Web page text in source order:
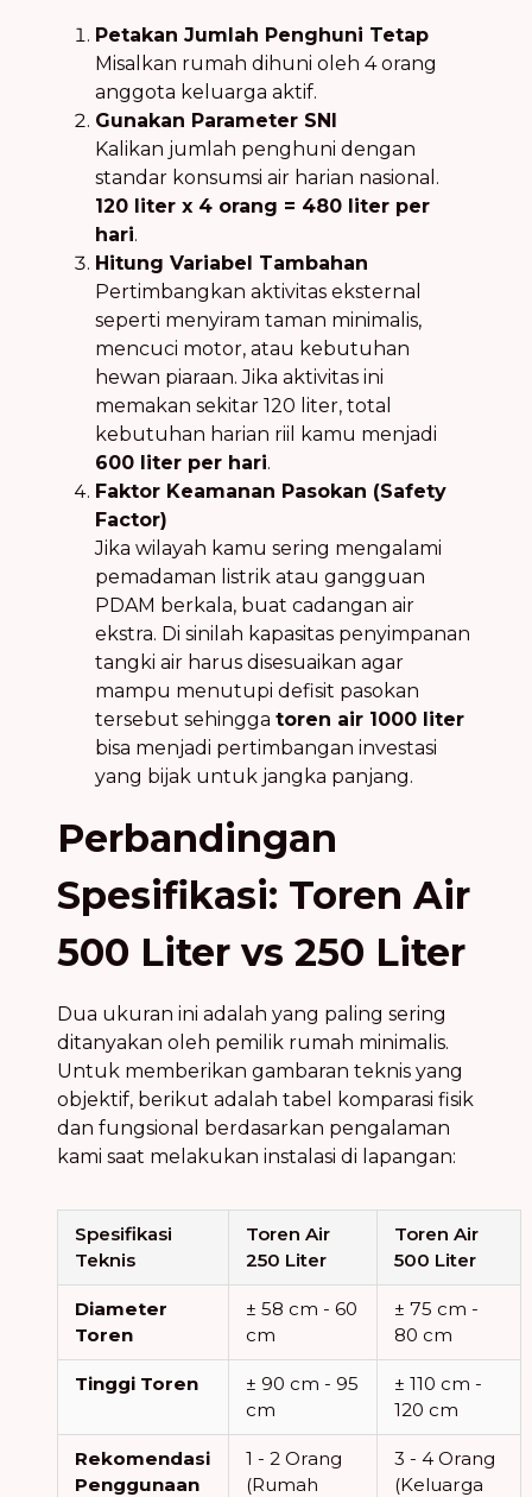
Petakan Jumlah Penghuni Tetap
Misalkan rumah dihuni oleh 4 orang
anggota keluarga aktif.
Gunakan Parameter SNI
Kalikan jumlah penghuni dengan
standar konsumsi air harian nasional.
120 liter x 4 orang = 480 liter per
hari.
Hitung Variabel Tambahan
Pertimbangkan aktivitas eksternal
seperti menyiram taman minimalis,
mencuci motor, atau kebutuhan
hewan piaraan. Jika aktivitas ini
memakan sekitar 120 liter, total
kebutuhan harian riil kamu menjadi
600 liter per hari.
Faktor Keamanan Pasokan (Safety
Factor)
Jika wilayah kamu sering mengalami
pemadaman listrik atau gangguan
PDAM berkala, buat cadangan air
ekstra. Di sinilah kapasitas penyimpanan
tangki air harus disesuaikan agar
mampu menutupi defisit pasokan
tersebut sehingga toren air 1000 liter
bisa menjadi pertimbangan investasi
yang bijak untuk jangka panjang.
Perbandingan
Spesifikasi: Toren Air
500 Liter vs 250 Liter
Dua ukuran ini adalah yang paling sering
ditanyakan oleh pemilik rumah minimalis.
Untuk memberikan gambaran teknis yang
objektif, berikut adalah tabel komparasi fisik
dan fungsional berdasarkan pengalaman
kami saat melakukan instalasi di lapangan:
Spesifikasi
Teknis
Toren Air
250 Liter
Toren Air
500 Liter
Diameter
Toren
± 58 cm - 60
cm
± 75 cm -
80 cm
Tinggi Toren
± 90 cm - 95
cm
± 110 cm -
120 cm
Rekomendasi
Penggunaan
1 - 2 Orang
(Rumah
3 - 4 Orang
(Keluarga